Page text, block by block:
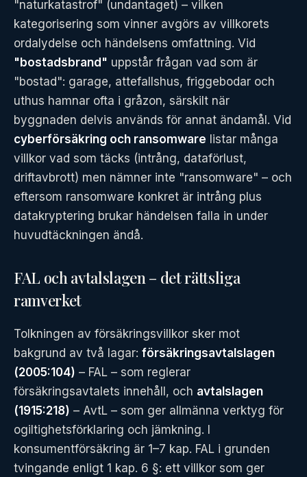
"naturkatastrof" (undantaget) – vilken
kategorisering som vinner avgörs av villkorets
ordalydelse och händelsens omfattning. Vid
"bostadsbrand" uppstår frågan vad som är
"bostad": garage, attefallshus, friggebodar och
uthus hamnar ofta i gråzon, särskilt när
byggnaden delvis används för annat ändamål. Vid
cyberförsäkring och ransomware listar många
villkor vad som täcks (intrång, dataförlust,
driftavbrott) men nämner inte "ransomware" – och
eftersom ransomware konkret är intrång plus
datakryptering brukar händelsen falla in under
huvudtäckningen ändå.
FAL och avtalslagen – det rättsliga
ramverket
Tolkningen av försäkringsvillkor sker mot
bakgrund av två lagar: försäkringsavtalslagen
(2005:104) – FAL – som reglerar
försäkringsavtalets innehåll, och avtalslagen
(1915:218) – AvtL – som ger allmänna verktyg för
ogiltighetsförklaring och jämkning. I
konsumentförsäkring är 1–7 kap. FAL i grunden
tvingande enligt 1 kap. 6 §: ett villkor som ger